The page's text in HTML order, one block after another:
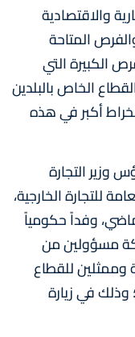
والاقتصادية
المتاحة
الكبيرة التي
الخاص بالبلدين
أكبر في هذه
وزير التجارة
للتجارة الخارجية،
وفداً حكومياً
مسؤولين من
جهة حكومية وممثلين للقطاع
وذلك في زيارة